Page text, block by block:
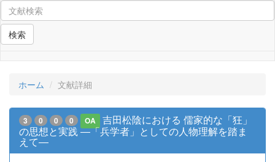
検索
ホーム 文献詳細
3 0 0 0 OA
吉田松陰における 儒家的な「狂」
の思想と実践 ―「兵学者」としての人物理解を踏ま
えて―